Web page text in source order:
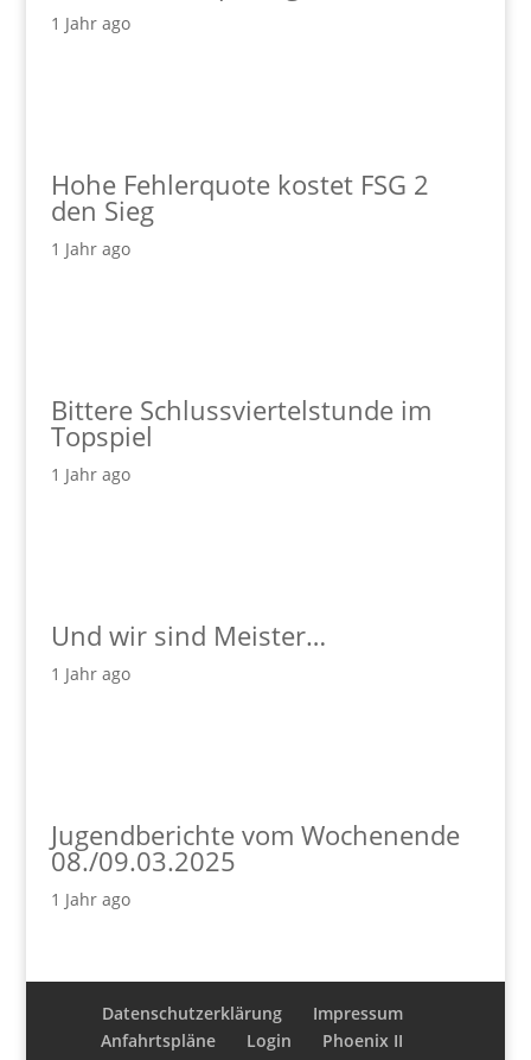
1 Jahr ago
Hohe Fehlerquote kostet FSG 2
den Sieg
1 Jahr ago
Bittere Schlussviertelstunde im
Topspiel
1 Jahr ago
Und wir sind Meister…
1 Jahr ago
Jugendberichte vom Wochenende
08./09.03.2025
1 Jahr ago
Datenschutzerklärung
Impressum
Anfahrtspläne
Login
Phoenix II